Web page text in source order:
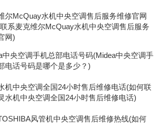
尔McQuay水机中央空调售后服务维修官网
系麦克维尔McQuay水机中央空调售后服务
网)
中央空调手机总部电话号码(Midea中央空调手
电话号码是哪个是多少？)
机中央空调全国24小时售后维修电话(如何联
水机中央空调全国24小时售后维修电话)
风管机中央空调售后维修热线(如何